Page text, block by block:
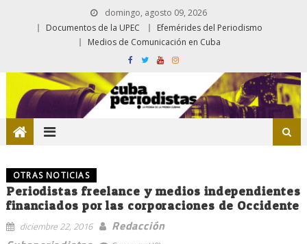
domingo, agosto 09, 2026
Documentos de la UPEC
Efemérides del Periodismo
Medios de Comunicación en Cuba
OTRAS NOTICIAS
Periodistas freelance y medios independientes
financiados por las corporaciones de Occidente
diciembre 22, 2016
Redacción